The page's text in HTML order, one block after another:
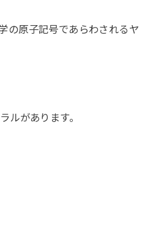
の原子記号であらわされるヤ
ルがあります。